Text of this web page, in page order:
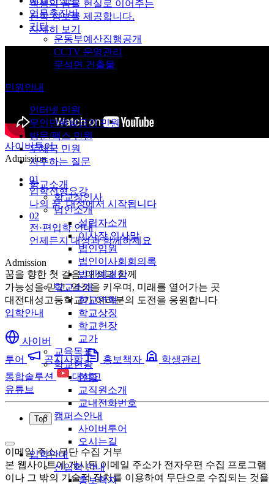
업무추진비
기타
운동부예산집행공개
CCTV 운영관리
무석면 건출물
민원안내
인터넷 민원
무인민원발급기 민원
방문/팩스 민원
우체국 민원
자주하는 질문
학교소개
학교장인사
법인소개
설립자소개
이사장 인사말
법인임원
법인이사회회의록
법인예결산
학교소개
학교연혁
학교상징
학교헌장
교가
교육목표
학교현황
현황
교직원소개
교내전화번호
캠퍼스안내
사이버투어
오시는길
입학안내
신입학 안내
홍보책자
학생의 꿈을 현실로 이어주는
진학 정보를 제공합니다.
자세히 보기
사이버투어
Admission
01
입학전형요강
나의 꿈, 대성에서 시작됩니다
02
전·편입학 안내
언제든지 대성과 함께하세요
Admission
꿈을 향한 첫 걸음, 대성과 함께
가능성을 믿고, 열정을 키우며, 미래를 열어가는 곳
대전대성고등학교가 여러분의 도전을 응원합니다
입학안내
사이버
투어
공지사항 홍보책자
학생관리
통합솔루션
대성고
유튜브
Top
이메일 주소 무단 수집 거부
본 웹사이트에 게시된 이메일 주소가 전자우편 수집 프로그램
이나 그 밖의 기술적 장치를 이용하여 무단으로 수집되는 것을